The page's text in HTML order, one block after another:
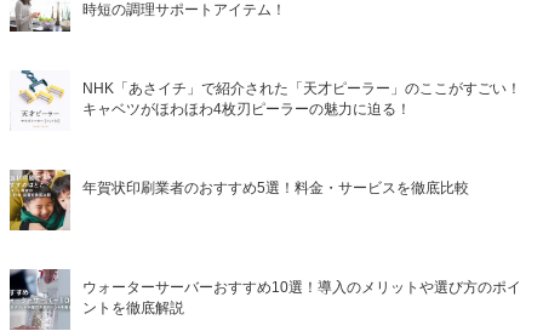
時短の調理サポートアイテム！
NHK「あさイチ」で紹介された「天才ピーラー」のここがすごい！
キャベツがほわほわ4枚刃ピーラーの魅力に迫る！
年賀状印刷業者のおすすめ5選！料金・サービスを徹底比較
ウォーターサーバーおすすめ10選！導入のメリットや選び方のポイ
ントを徹底解説